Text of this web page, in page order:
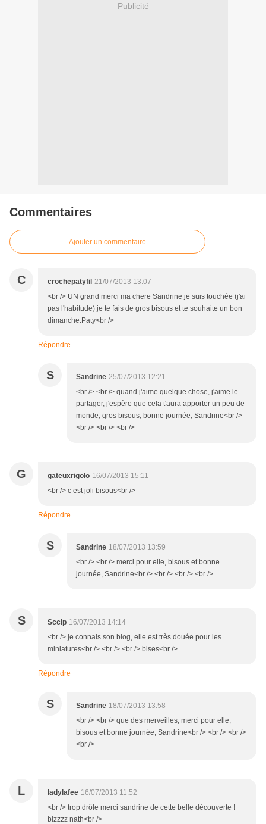
Publicité
Commentaires
Ajouter un commentaire
C crochepatyfil 21/07/2013 13:07
<br /> UN grand merci ma chere Sandrine je suis touchée (j'ai
pas l'habitude) je te fais de gros bisous et te souhaite un bon
dimanche.Paty<br />
Répondre
S Sandrine 25/07/2013 12:21
<br /> <br /> quand j'aime quelque chose, j'aime le
partager, j'espère que cela t'aura apporter un peu de
monde, gros bisous, bonne journée, Sandrine<br />
<br /> <br /> <br />
G gateuxrigolo 16/07/2013 15:11
<br /> c est joli bisous<br />
Répondre
S Sandrine 18/07/2013 13:59
<br /> <br /> merci pour elle, bisous et bonne
journée, Sandrine<br /> <br /> <br /> <br />
S Sccip 16/07/2013 14:14
<br /> je connais son blog, elle est très douée pour les
miniatures<br /> <br /> <br /> bises<br />
Répondre
S Sandrine 18/07/2013 13:58
<br /> <br /> que des merveilles, merci pour elle,
bisous et bonne journée, Sandrine<br /> <br /> <br />
<br />
L ladylafee 16/07/2013 11:52
<br /> trop drôle merci sandrine de cette belle découverte !
bizzzz nath<br />